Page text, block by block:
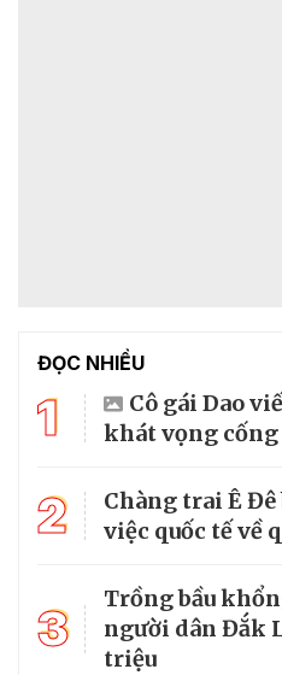
ĐỌC NHIỀU
1
Cô gái Dao
khát vọng
2
Chàng trai Ê
việc quốc tế về
3
Trồng bầu
người dân Đắk
triệu